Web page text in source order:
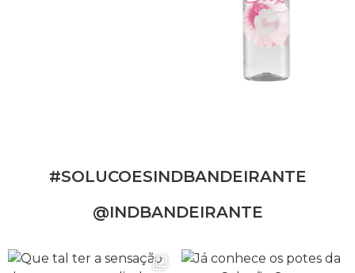
#SOLUCOESINDBANDEIRANTE
@INDBANDEIRANTE